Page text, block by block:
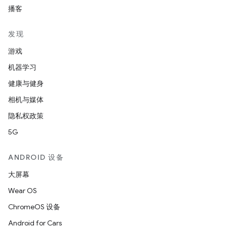
播客
发现
游戏
机器学习
健康与健身
相机与媒体
隐私权政策
5G
ANDROID 设备
大屏幕
Wear OS
ChromeOS 设备
Android for Cars